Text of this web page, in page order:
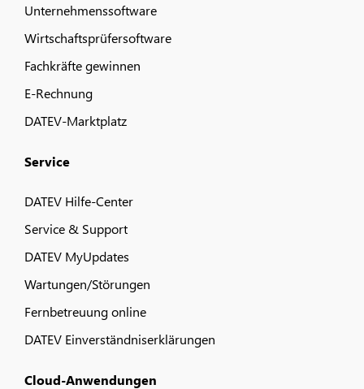
Unternehmenssoftware
Wirtschaftsprüfersoftware
Fachkräfte gewinnen
E-Rechnung
DATEV-Marktplatz
Service
DATEV Hilfe-Center
Service & Support
DATEV MyUpdates
Wartungen/Störungen
Fernbetreuung online
DATEV Einverständniserklärungen
Cloud-Anwendungen